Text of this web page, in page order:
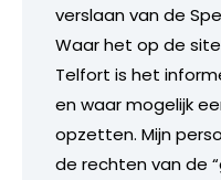
verslaan van de
Waar het op de
Telfort is het
en waar mogelijk
opzetten. Mijn
de rechten van de